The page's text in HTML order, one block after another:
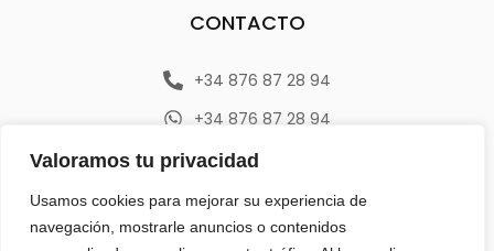
Valoramos tu privacidad
Usamos cookies para mejorar su experiencia de
navegación, mostrarle anuncios o contenidos
CONTACTO
+34 876 87 28 94
+34 876 87 28 94
info@emerplan.es
Av. República Argentina 9, 46800 (Xàtiva) Valencia